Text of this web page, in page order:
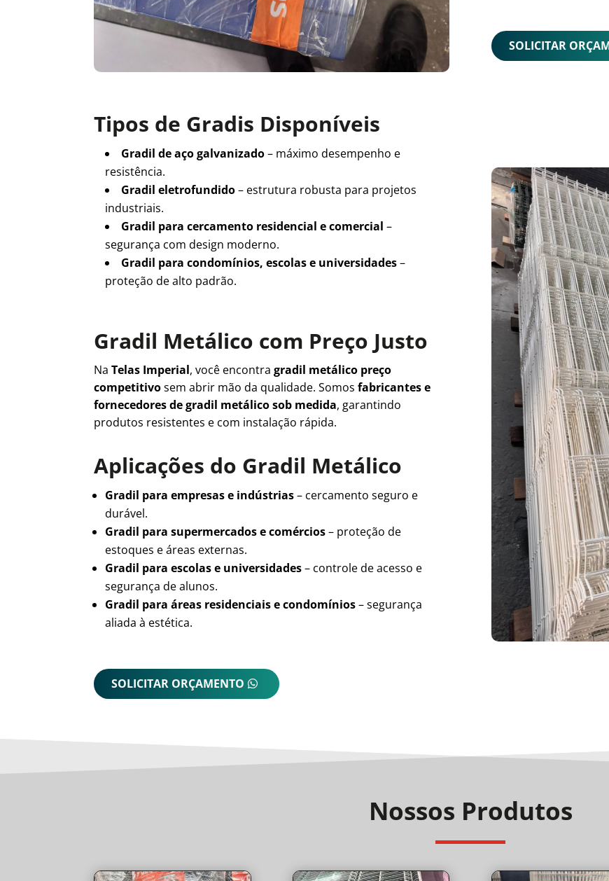
SOLICITAR
Tipos de Gradis Disponíveis
Gradil de aço galvanizado– máximo desempenho e
resistência.
Gradil eletrofundido– estrutura robusta para projetos
industriais.
Gradil para cercamento residencial e comercial –
segurança com design moderno.
Gradil para condomínios, escolas e universidades–
proteção de alto padrão.
Gradil Metálico com Preço Justo
NaTelas Imperial, você encontragradil metálico preço
competitivosem abrir mão da qualidade. Somosfabricantes e
fornecedores de gradil metálico sob medida, garantindo
produtos resistentes e com instalação rápida.
Aplicações do Gradil Metálico
Gradil para empresas e indústrias– cercamento seguro e
durável.
Gradil para supermercados e comércios– proteção de
estoques e áreas externas.
Gradil para escolas e universidades– controle de acesso e
segurança de alunos.
Gradil para áreas residenciais e condomínios– segurança
aliada à estética.
SOLICITAR ORÇAMENTO
Nossos Produtos